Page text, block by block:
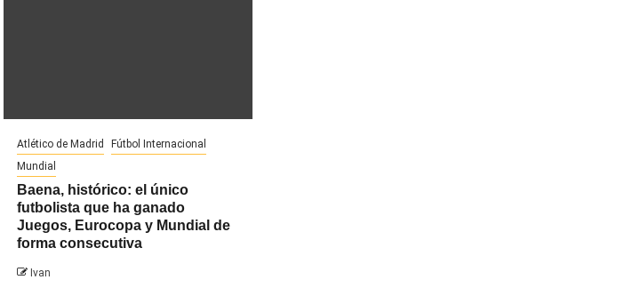
Atlético de Madrid
Fútbol Internacional
Mundial
Baena, histórico: el único
futbolista que ha ganado
Juegos, Eurocopa y Mundial de
forma consecutiva
Ivan